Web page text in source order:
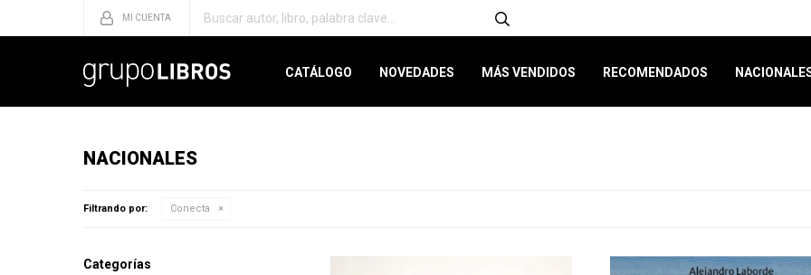
CATÁLOGO NOVEDADES MÁS VENDIDOS RECOMENDADOS
NACIONALES
Filtrando por: Conecta
Categorías